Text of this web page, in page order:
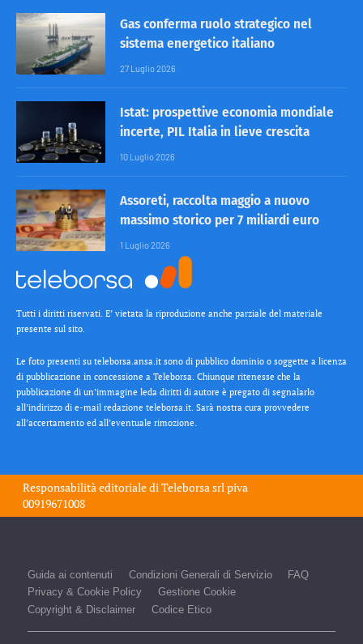
Gas conferma ruolo strategico nel
sistema energetico italiano
27 Luglio 2026
Istat: prospettive economia mondiale
incerte, PIL Italia in lieve crescita
10 Luglio 2026
Assoreti, raccolta maggio a nuovo
massimo storico per 7 miliardi euro
1 Luglio 2026
Tutti i diritti riservati. E’ vietata la riproduzione anche parziale del materiale
presente sul sito.
Le foto presenti su teleborsa.ansa.it sono di pubblico dominio o soggette a licenza
di pubblicazione in concessione a Teleborsa. Chiunque ritenesse che la
pubblicazione di un’immagine leda diritti di autore è pregato di segnalarlo
all’indirizzo di e-mail redazione teleborsa.it. Sarà nostra cura provvedere
all’accertamento ed all’eventuale rimozione.
Responsabilità editoriale diTeleborsa srl piva
00919671008
Guida ai contenuti Condizioni Generali di Servizio
FAQ
Privacy & Cookie Policy
Gestione Cookie
Copyright & Disclaimer
Codice Etico